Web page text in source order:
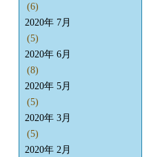
(6)
2020年 7月
(5)
2020年 6月
(8)
2020年 5月
(5)
2020年 3月
(5)
2020年 2月